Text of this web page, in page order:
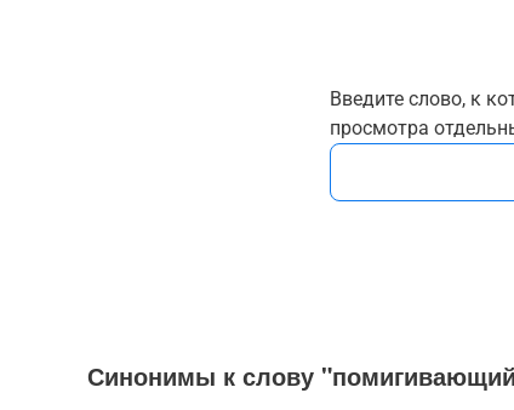
Введите слово, к
просмотра
Синонимы к слову